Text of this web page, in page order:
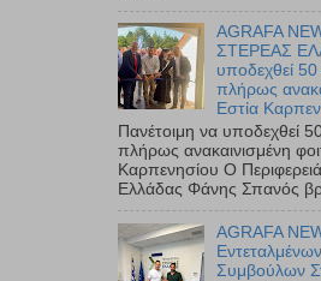
AGRAFA
ΣΤΕΡΕΑΣ
υποδεχθεί
πλήρως
Εστία
Πανέτοιμη να υποδεχθεί
πλήρως ανακαινισμένη
Καρπενησίου Ο
Ελλάδας Φάνης Σπανός
AGRAFA
Συμβούλων